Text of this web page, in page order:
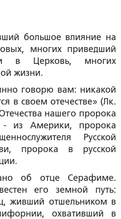
большое влияние на
многих приведший
в Церковь, многих
жизни.
говорю вам: никакой
в своем отечестве» (Лк.
нашего пророка
- из Америки, пророка
Русской
пророка в русской
об отце Серафиме.
его земной путь:
живший отшельником в
охвативший в